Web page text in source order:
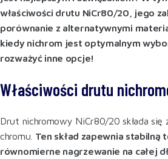
właściwości drutu NiCr80/20, jego
porównanie z alternatywnymi
kiedy nichrom jest optymalnym
rozważyć inne opcje!
Właściwości drutu
Drut nichromowy NiCr80/20 składa się
chromu. Ten skład zapewnia stabilną
równomierne nagrzewanie na całej